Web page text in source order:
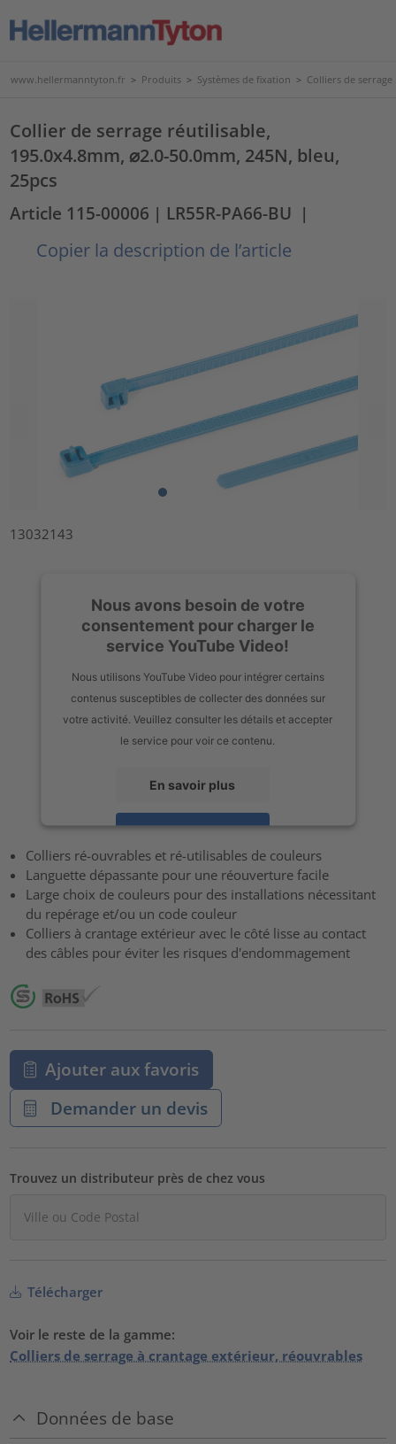
www.hellermanntyton.fr > Produits > Systèmes de fixation > Colliers de
Collier de serrage réutilisable,
195.0x4.8mm, ⌀2.0-50.0mm, 245N, bleu,
25pcs
Article 115-00006 | LR55R-PA66-BU |
Copier la description de l’article
13032143
Nous avons besoin de votre
consentement pour charger le
service YouTube Video!
Nous utilisons YouTube Video pour intégrer certains
contenus susceptibles de collecter des données sur
votre activité. Veuillez consulter les détails et accepter
le service pour voir ce contenu.
En savoir plus
Accepter
powered byUsercentrics Consent Management Platform
Colliers ré-ouvrables et ré-utilisables de couleurs
Languette dépassante pour une réouverture facile
Large choix de couleurs pour des installations nécessitant
du repérage et/ou un code couleur
Colliers à crantage extérieur avec le côté lisse au contact
des câbles pour éviter les risques d'endommagement
Ajouter aux favoris
Demander un devis
Trouvez un distributeur près de chez vous
Télécharger
Voir le reste de la gamme:
Colliers de serrage à crantage extérieur, réouvrables
Données de base